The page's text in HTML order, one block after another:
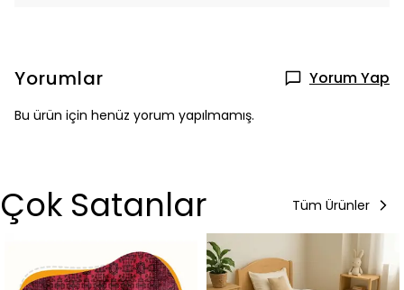
Yorumlar Yorum Yap
Bu ürün için henüz yorum yapılmamış.
Çok Satanlar Tüm Ürünler